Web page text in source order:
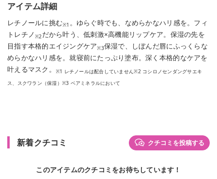
アイテム詳細
レチノールに挑む※1 。ゆらぐ時でも、なめらかなハリ感を。フィ
トレチノ※2だから叶う、低刺激×高機能リップケア。保湿の先を
目指す本格的エイジングケア※3保湿で、しぼんだ唇にふっくらな
めらかなハリ感を。就寝前にたっぷり塗布。深く本格的なケアを
叶えるマスク。
※1 レチノールは配合していません※2 コシロノセンダングサエキ
ス、スクワラン（保湿）※3 ベアミネラルにおいて
新着クチコミ クチコミを投稿する
このアイテムのクチコミをお待ちしています！